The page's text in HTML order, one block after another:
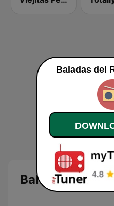
Baladas del
Baladas del